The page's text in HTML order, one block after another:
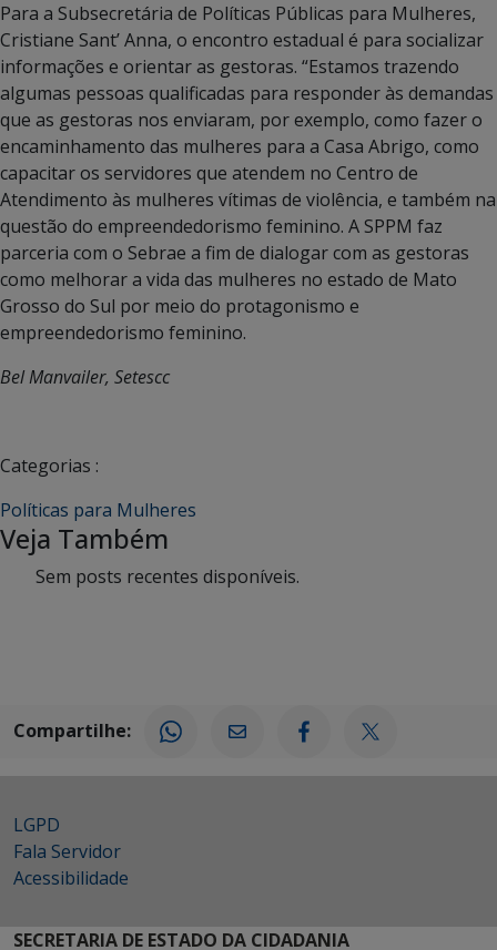
Para a Subsecretária de Políticas Públicas para Mulheres,
Cristiane Sant’ Anna, o encontro estadual é para socializar
informações e orientar as gestoras. “Estamos trazendo
algumas pessoas qualificadas para responder às demandas
que as gestoras nos enviaram, por exemplo, como fazer o
encaminhamento das mulheres para a Casa Abrigo, como
capacitar os servidores que atendem no Centro de
Atendimento às mulheres vítimas de violência, e também na
questão do empreendedorismo feminino. A SPPM faz
parceria com o Sebrae a fim de dialogar com as gestoras
como melhorar a vida das mulheres no estado de Mato
Grosso do Sul por meio do protagonismo e
empreendedorismo feminino.
Bel Manvailer, Setescc
Categorias :
Políticas para Mulheres
Veja Também
Sem posts recentes disponíveis.
Compartilhe:
LGPD
Fala Servidor
Acessibilidade
SECRETARIA DE ESTADO DA CIDADANIA